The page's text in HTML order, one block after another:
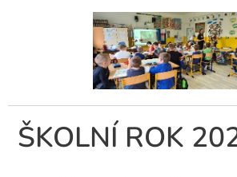
ŠKOLNÍ ROK